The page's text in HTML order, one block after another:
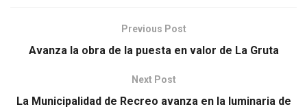
Previous Post
Avanza la obra de la puesta en valor de La Gruta
Next Post
La Municipalidad de Recreo avanza en la luminaria de